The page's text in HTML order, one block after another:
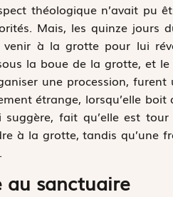
théologique n’avait pu
Mais, les quinze jours
à la grotte pour lui
la boue de la grotte, et
une procession,
étrange, lorsqu’elle boit
suggère, fait qu’elle est
à la grotte, tandis qu’une
sanctuaire